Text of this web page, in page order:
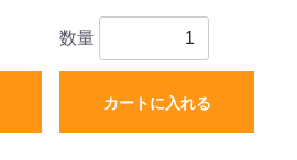
数量
カートに入れる